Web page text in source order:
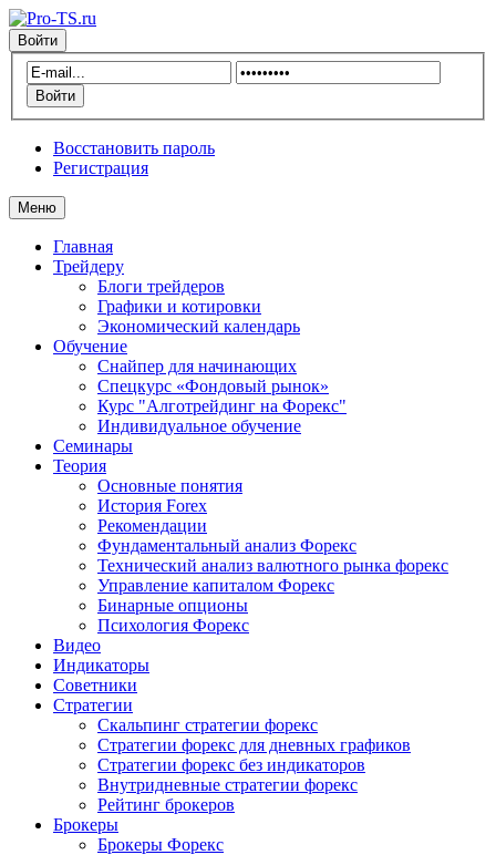
Войти
Восстановить пароль
Регистрация
Меню
Главная
Трейдеру
Блоги трейдеров
Графики и котировки
Экономический календарь
Обучение
Снайпер для начинающих
Спецкурс «Фондовый рынок»
Курс "Алготрейдинг на Форекс"
Индивидуальное обучение
Семинары
Теория
Основные понятия
История Forex
Рекомендации
Фундаментальный анализ Форекс
Технический анализ валютного рынка форекс
Управление капиталом Форекс
Бинарные опционы
Психология Форекс
Видео
Индикаторы
Советники
Стратегии
Скальпинг стратегии форекс
Стратегии форекс для дневных графиков
Стратегии форекс без индикаторов
Внутридневные стратегии форекс
Рейтинг брокеров
Брокеры
Брокеры Форекс